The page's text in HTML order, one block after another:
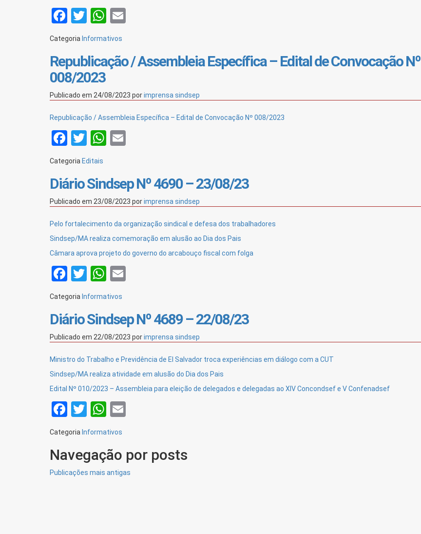
Facebook
TwitterWhatsApp
Categoria Informativos
Republicação / Assembleia Específica – Edital de Convocação Nº
008/2023
Publicado em 24/08/2023 porimprensa sindsep
Republicação / Assembleia Específica – Edital de Convocação Nº 008/2023
Facebook
TwitterWhatsApp
Categoria Editais
Diário Sindsep Nº 4690 – 23/08/23
Publicado em 23/08/2023 porimprensa sindsep
Pelo fortalecimento da organização sindical e defesa dos trabalhadores
Sindsep/MA realiza comemoração em alusão ao Dia dos Pais
Câmara aprova projeto do governo do arcabouço fiscal com folga
Facebook
TwitterWhatsApp
Categoria Informativos
Diário Sindsep Nº 4689 – 22/08/23
Publicado em 22/08/2023 porimprensa sindsep
Ministro do Trabalho e Previdência de El Salvador troca experiências em diálogo com a CUT
Sindsep/MA realiza atividade em alusão do Dia dos Pais
Edital Nº 010/2023 – Assembleia para eleição de delegados e delegadas ao XIV Concondsef e V Confenadsef
Facebook
TwitterWhatsApp
Categoria Informativos
Navegação por posts
Publicações mais antigas